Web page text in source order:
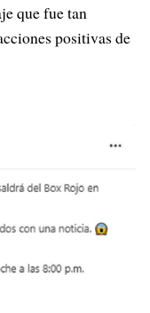
que fue tan
positivas de